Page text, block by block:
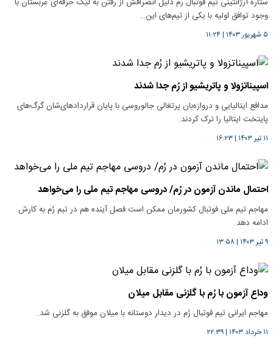
وجود توافق اولیه با یکی از تیم‌های این…
۵ شهریور ۱۴۰۳ |۱۱:۲۴
اسپیناتزولا و پاتریشیو از رُم جدا شدند
مدافع ایتالیایی و دروازه‌بان پرتغالی جالوروسی با پایان قراردادهای‌شان گرگ‌های
پایتخت ایتالیا را ترک کردند.
۱۱ تیر ۱۴۰۳ |۱۶:۲۳
احتمال ماندن آزمون در رُم/ دروسی مهاجم تیم ملی را می‌خواهد
مهاجم تیم ملی فوتبال کشورمان ممکن است فصل آینده هم در تیم رُم به کارش
ادامه دهد.
۹ تیر ۱۴۰۳ |۱۳:۵۸
وداع آزمون با رُم با گلزنی مقابل میلان
مهاجم ایرانی تیم فوتبال رُم در دیدار دوستانه با میلان موفق به گلزنی شد.
۱۱ خرداد ۱۴۰۳ |۲۲:۳۹